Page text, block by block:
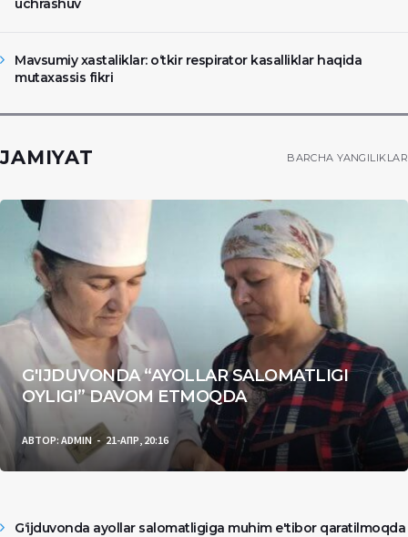
Mavsumiy xastaliklar: o‘tkir respirator kasalliklar haqida
mutaxassis fikri
JAMIYAT BARCHA YANGILIKLAR
G'IJDUVONDA “AYOLLAR SALOMATLIGI
OYLIGI” DAVOM ETMOQDA
АВТОР: ADMIN 21-АПР, 20:16
Gʻijduvonda ayollar salomatligiga muhim e'tibor qaratilmoqda